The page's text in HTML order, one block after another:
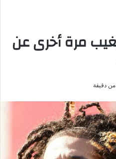
مرة أخرى عن
دقيقة